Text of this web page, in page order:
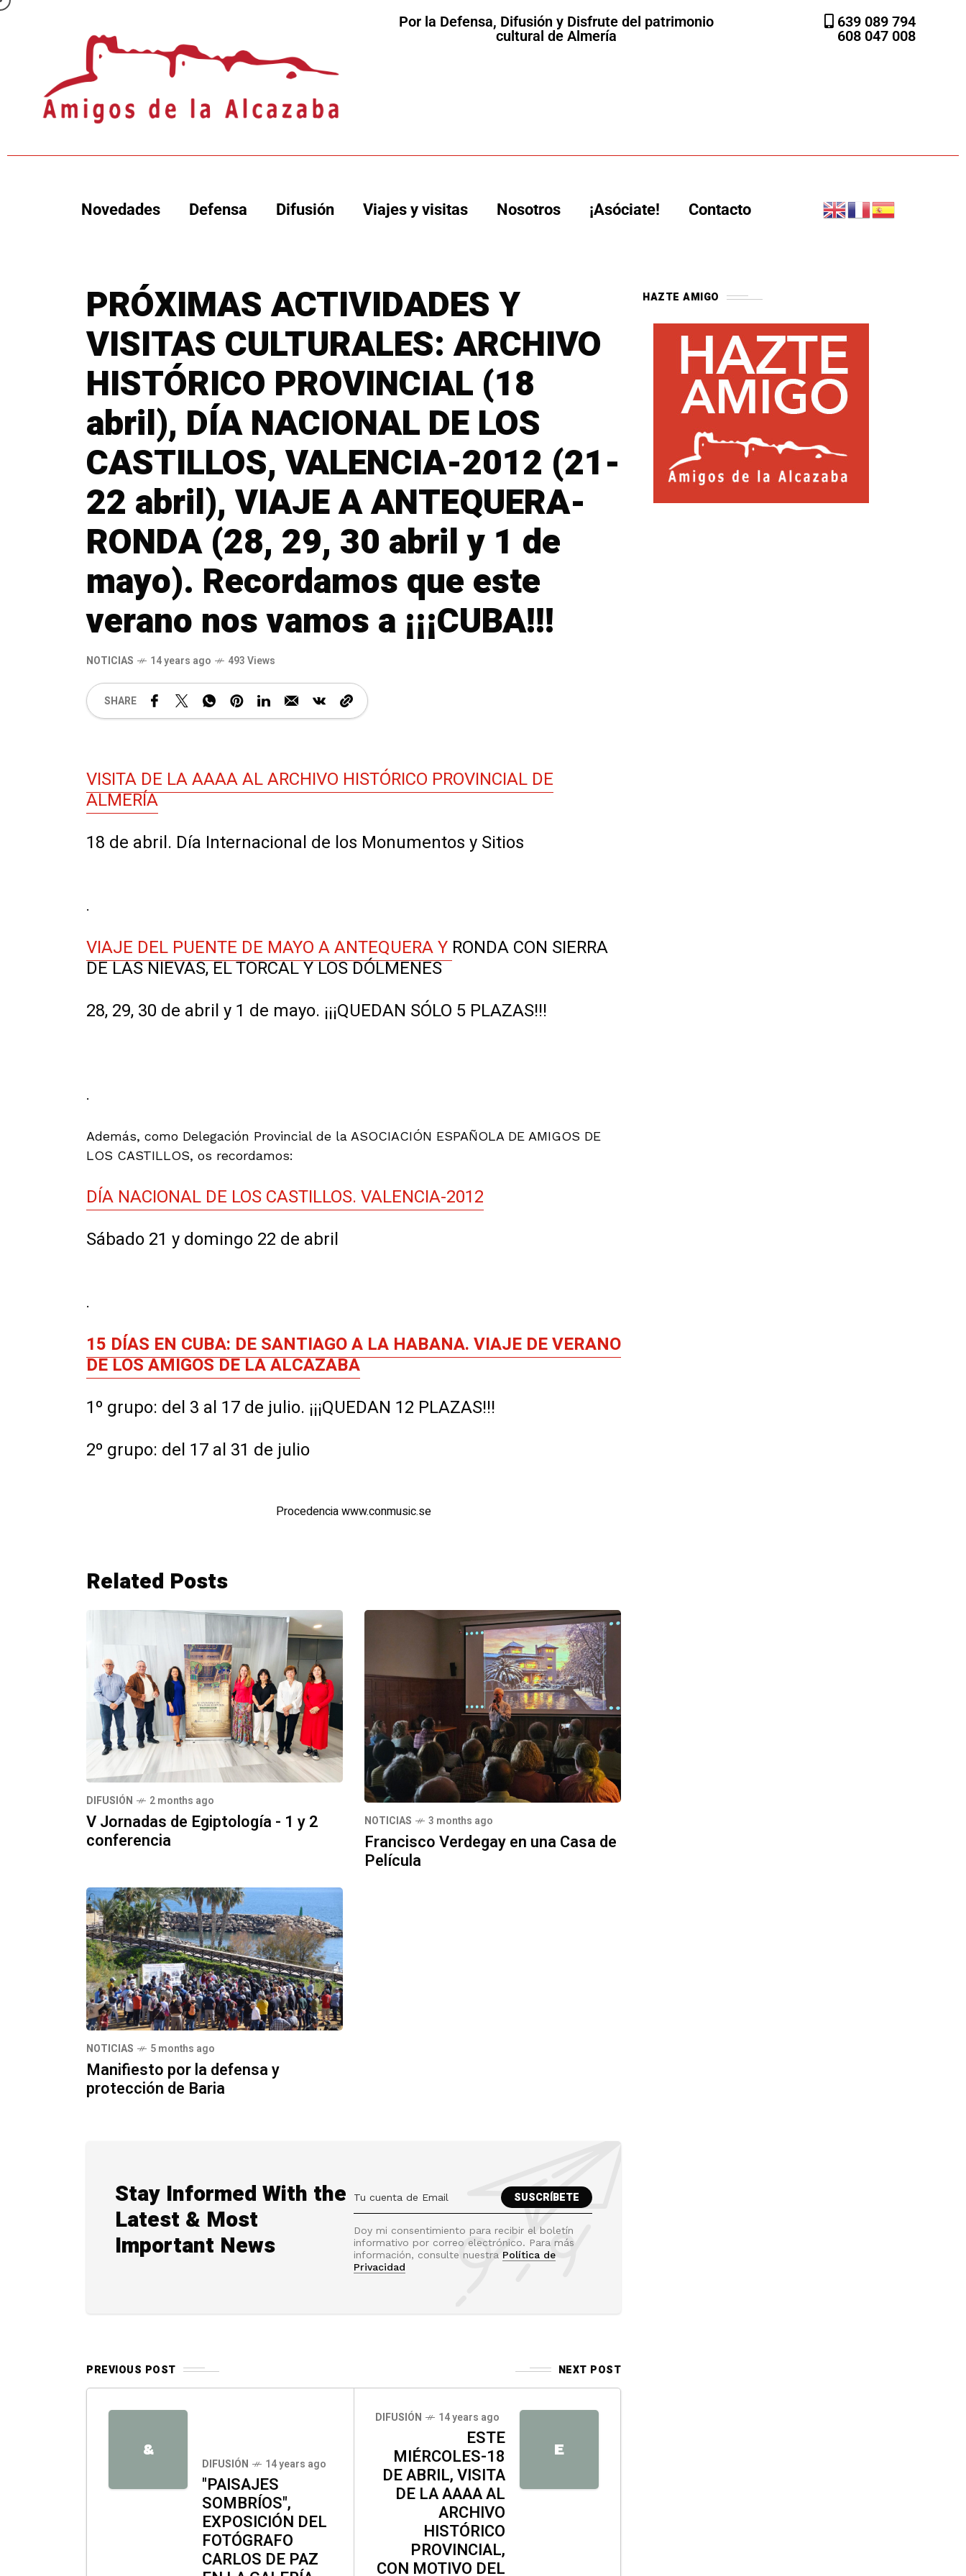
Por la Defensa, Difusión y Disfrute del patrimonio
cultural de Almería
639 089 794
608 047 008
Novedades Defensa Difusión Viajes y visitas Nosotros ¡Asóciate! Contacto
PRÓXIMAS ACTIVIDADES Y
VISITAS CULTURALES: ARCHIVO
HISTÓRICO PROVINCIAL (18
abril), DÍA NACIONAL DE LOS
CASTILLOS, VALENCIA-2012 (21-
22 abril), VIAJE A ANTEQUERA-
RONDA (28, 29, 30 abril y 1 de
mayo). Recordamos que este
verano nos vamos a ¡¡¡CUBA!!!
NOTICIAS 14 years ago 493 Views
SHARE
VISITA DE LA AAAA AL ARCHIVO HISTÓRICO PROVINCIAL DE
ALMERÍA
18 de abril. Día Internacional de los Monumentos y Sitios
.
VIAJE DEL PUENTE DE MAYO A ANTEQUERA Y RONDA CON SIERRA
DE LAS NIEVAS, EL TORCAL Y LOS DÓLMENES
28, 29, 30 de abril y 1 de mayo. ¡¡¡QUEDAN SÓLO 5 PLAZAS!!!
.
Además, como Delegación Provincial de la ASOCIACIÓN ESPAÑOLA DE AMIGOS DE
LOS CASTILLOS, os recordamos:
DÍA NACIONAL DE LOS CASTILLOS. VALENCIA-2012
Sábado 21 y domingo 22 de abril
.
15 DÍAS EN CUBA: DE SANTIAGO A LA HABANA. VIAJE DE VERANO
DE LOS AMIGOS DE LA ALCAZABA
1º grupo: del 3 al 17 de julio. ¡¡¡QUEDAN 12 PLAZAS!!!
2º grupo: del 17 al 31 de julio
Procedencia www.conmusic.se
Related Posts
DIFUSIÓN 2 months ago
V Jornadas de Egiptología - 1 y 2
conferencia
NOTICIAS 3 months ago
Francisco Verdegay en una Casa de
Película
NOTICIAS 5 months ago
Manifiesto por la defensa y
protección de Baria
Stay Informed With the
Latest & Most
Important News
Doy mi consentimiento para recibir el boletín
informativo por correo electrónico. Para más
información, consulte nuestra Política de
Privacidad
PREVIOUS POST NEXT POST
&
DIFUSIÓN 14 years ago
"PAISAJES
SOMBRÍOS",
EXPOSICIÓN DEL
FOTÓGRAFO
CARLOS DE PAZ
E
DIFUSIÓN 14 years ago
ESTE
MIÉRCOLES-18
DE ABRIL, VISITA
DE LA AAAA AL
ARCHIVO
HISTÓRICO
PROVINCIAL,
CON MOTIVO DEL
HAZTE AMIGO